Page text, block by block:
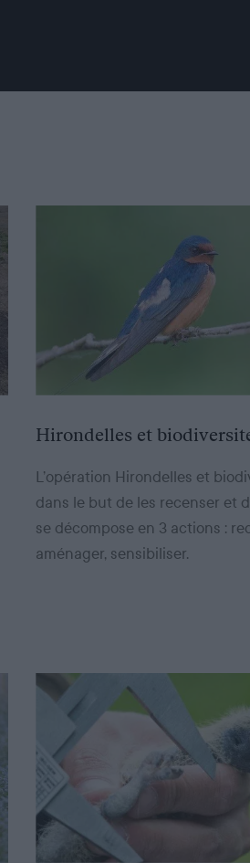
Hirondelles et
L’opération Hirondelles et
dans le but de les recenser et
se décompose en 3 actions :
aménager, sensibiliser.